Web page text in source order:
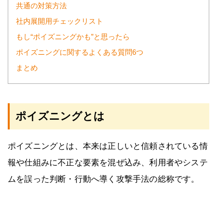
共通の対策方法
社内展開用チェックリスト
もし“ポイズニングかも”と思ったら
ポイズニングに関するよくある質問6つ
まとめ
ポイズニングとは
ポイズニングとは、本来は正しいと信頼されている情
報や仕組みに不正な要素を混ぜ込み、利用者やシステ
ムを誤った判断・行動へ導く攻撃手法の総称です。